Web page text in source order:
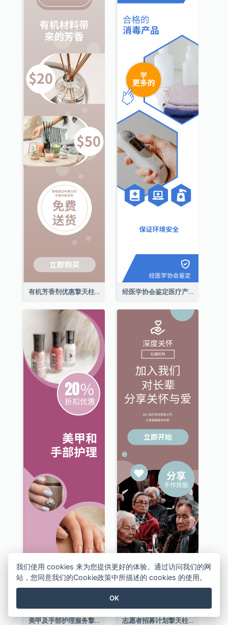
有机芳香剂优惠擎天柱广告 经医学协会鉴定医疗产品擎天柱广告
美甲及手部护理服务擎天柱广告 志愿者招募计划擎天柱广告
我们使用 cookies 来为您提供更好的体验。通过访问我们的网
站，您同意我们的Cookie政策中所描述的 cookies 的使用。
OK